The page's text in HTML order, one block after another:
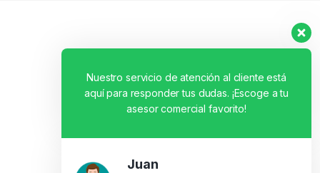
Nuestro servicio de atención al cliente está
aquí para responder tus dudas. ¡Escoge a tu
asesor comercial favorito!
Juan